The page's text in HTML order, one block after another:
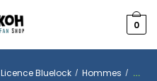
0
Licence Bluelock / Hommes / T-